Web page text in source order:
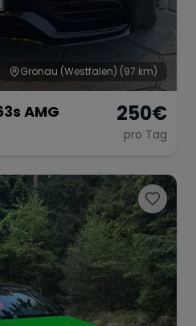
Gronau (Westfalen) (97 km)
AMG 250€
pro Tag